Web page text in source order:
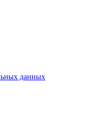
данных